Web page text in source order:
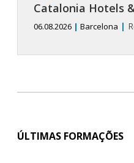
Catalonia Hotels
06.08.2026 | Barcelona |
ÚLTIMAS FORMAÇÕES